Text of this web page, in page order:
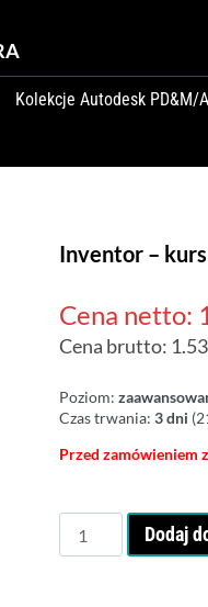
Kolekcje Autodesk PD&M/
Inventor –
Cena netto:
Cena brutto:
Poziom:
Czas trwania:3 dni
Przed zamówieniem
Inventor
Dodaj